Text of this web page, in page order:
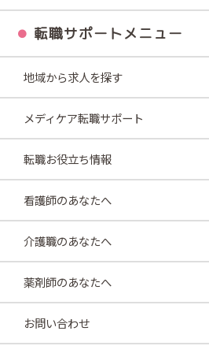
転職サポートメニュー
地域から求人を探す
メディケア転職サポート
転職お役立ち情報
看護師のあなたへ
介護職のあなたへ
薬剤師のあなたへ
お問い合わせ